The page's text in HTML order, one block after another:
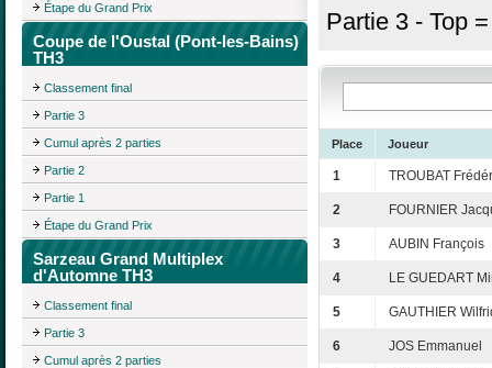
Étape du Grand Prix
Coupe de l'Oustal (Pont-les-Bains)
TH3
Classement final
Partie 3
Cumul après 2 parties
Partie 2
Partie 1
Étape du Grand Prix
Sarzeau Grand Multiplex
d'Automne TH3
Classement final
Partie 3
Cumul après 2 parties
Partie 3 - Top
Place Joueur
1 TROUBAT
2 FOURNIER
3 AUBIN François
4 LE GUEDART
5 GAUTHIER
6 JOS Emmanuel